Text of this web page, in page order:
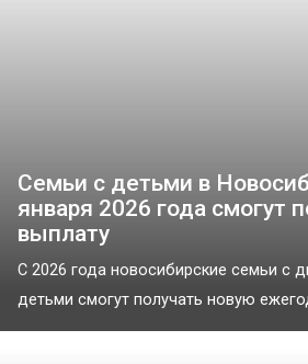
Семьи с детьми в
января 2026 года смогут
выплату
С 2026 года новосибирские семьи с
детьми смогут получать новую